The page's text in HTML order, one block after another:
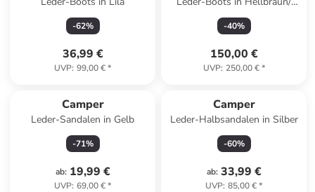
-62%
36,99 €
UVP: 99,00 €*
Creme
-40%
150,00 €
UVP: 250,00 €*
Camper
Leder-Sandalen in Gelb
-71%
ab: 19,99 €
UVP: 69,00 €*
Camper
Leder-Halbsandalen in Silber
-60%
ab: 33,99 €
UVP: 85,00 €*